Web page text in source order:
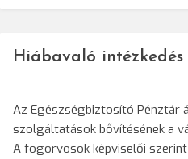
Hiábavaló intézkedés
Az Egészségbiztosító
szolgáltatások bővítésének a
A fogorvosok képviselői